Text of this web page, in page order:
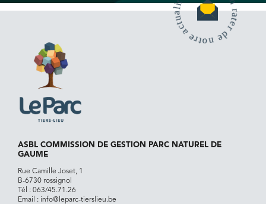
ASBL COMMISSION DE GESTION PARC NATUREL DE
GAUME
Rue Camille Joset, 1
B-6730 rossignol
Tél : 063/45.71.26
Email : info@leparc-tierslieu.be